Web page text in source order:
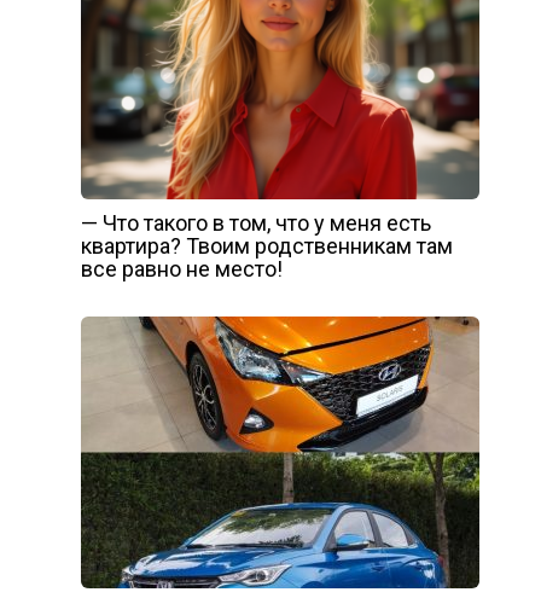
— Что такого в том, что у меня есть
квартира? Твоим родственникам там
все равно не место!